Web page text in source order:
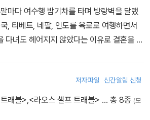
마다 여수행 밤기차를 타며 방랑벽을 달랬
, 티베트, 네팔, 인도를 육로로 여행하면서
다녀도 헤어지지 않았다는 이유로 결혼을 결
들과 함께 작은별 여행사를 운영하고 있다.
Email_ceo@smallstart
koreahdc Facebook_www.f
저자파일 신간알림 신청
래블> <라오스 셀프 트래블> … 총 8종 (모